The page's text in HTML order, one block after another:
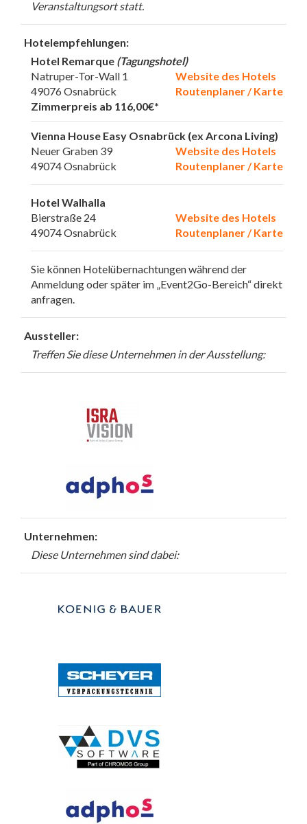
Veranstaltungsort statt.
Hotelempfehlungen:
Hotel Remarque (Tagungshotel)
Website des Hotels
Routenplaner / Karte
Natruper-Tor-Wall 1
49076 Osnabrück
Zimmerpreis ab 116,00€*
Vienna House Easy Osnabrück (ex Arcona Living)
Website des Hotels
Routenplaner / Karte
Neuer Graben 39
49074 Osnabrück
Hotel Walhalla
Website des Hotels
Routenplaner / Karte
Bierstraße 24
49074 Osnabrück
Sie können Hotelübernachtungen während der
Anmeldung oder später im „Event2Go-Bereich“ direkt
anfragen.
Aussteller:
Treffen Sie diese Unternehmen in der Ausstellung:
Unternehmen:
Diese Unternehmen sind dabei: